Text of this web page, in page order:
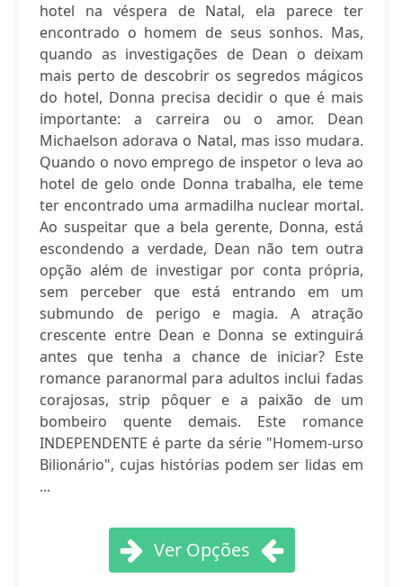
hotel na véspera de Natal, ela parece ter
encontrado o homem de seus sonhos. Mas,
quando as investigações de Dean o deixam
mais perto de descobrir os segredos mágicos
do hotel, Donna precisa decidir o que é mais
importante: a carreira ou o amor. Dean
Michaelson adorava o Natal, mas isso mudara.
Quando o novo emprego de inspetor o leva ao
hotel de gelo onde Donna trabalha, ele teme
ter encontrado uma armadilha nuclear mortal.
Ao suspeitar que a bela gerente, Donna, está
escondendo a verdade, Dean não tem outra
opção além de investigar por conta própria,
sem perceber que está entrando em um
submundo de perigo e magia. A atração
crescente entre Dean e Donna se extinguirá
antes que tenha a chance de iniciar? Este
romance paranormal para adultos inclui fadas
corajosas, strip pôquer e a paixão de um
bombeiro quente demais. Este romance
INDEPENDENTE é parte da série "Homem-urso
Bilionário", cujas histórias podem ser lidas em
...
Ver Opções